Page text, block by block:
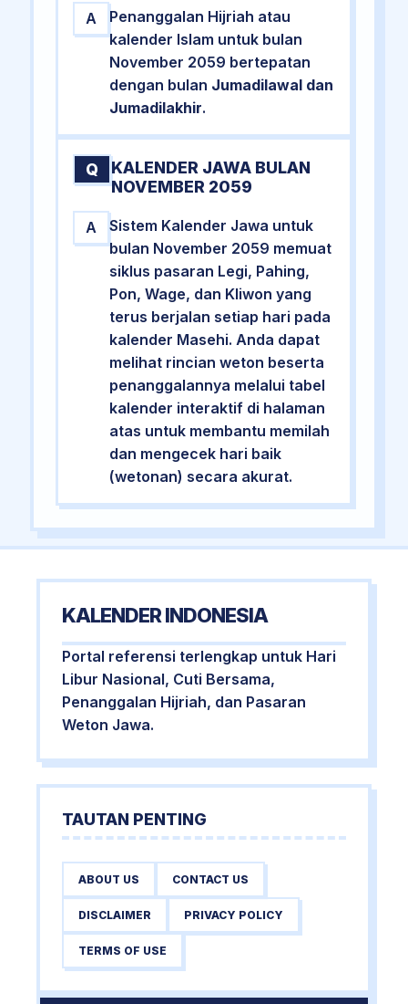
A
Penanggalan Hijriah atau
kalender Islam untuk bulan
November 2059 bertepatan
dengan bulan Jumadilawal dan
Jumadilakhir.
Q
KALENDER JAWA BULAN
NOVEMBER 2059
A
Sistem Kalender Jawa untuk
bulan November 2059 memuat
siklus pasaran Legi, Pahing,
Pon, Wage, dan Kliwon yang
terus berjalan setiap hari pada
kalender Masehi. Anda dapat
melihat rincian weton beserta
penanggalannya melalui tabel
kalender interaktif di halaman
atas untuk membantu memilah
dan mengecek hari baik
(wetonan) secara akurat.
KALENDER INDONESIA
Portal referensi terlengkap untuk Hari
Libur Nasional, Cuti Bersama,
Penanggalan Hijriah, dan Pasaran
Weton Jawa.
TAUTAN PENTING
ABOUT US CONTACT US
DISCLAIMER PRIVACY POLICY
TERMS OF USE